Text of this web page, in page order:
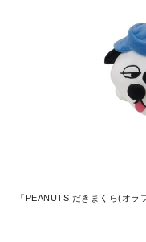
「PEANUTS だきまくら(オラ